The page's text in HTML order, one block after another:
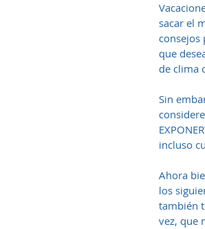
sacar el
consejos
que
de clima
Sin
incluso
Ahora
los
también
vez, que